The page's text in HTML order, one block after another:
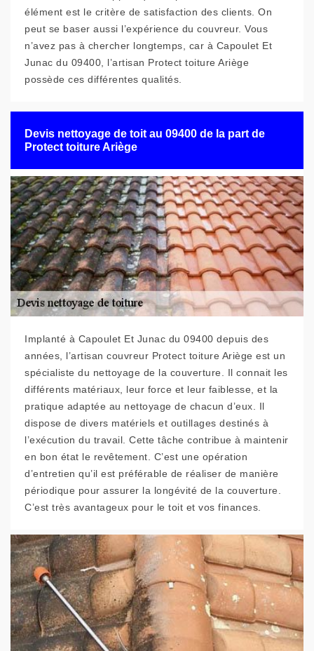
élément est le critère de satisfaction des clients. On
peut se baser aussi l’expérience du couvreur. Vous
n’avez pas à chercher longtemps, car à Capoulet Et
Junac du 09400, l’artisan Protect toiture Ariège
possède ces différentes qualités.
Devis nettoyage de toit au 09400 de la part de
Protect toiture Ariège
Implanté à Capoulet Et Junac du 09400 depuis des
années, l’artisan couvreur Protect toiture Ariège est un
spécialiste du nettoyage de la couverture. Il connait les
différents matériaux, leur force et leur faiblesse, et la
pratique adaptée au nettoyage de chacun d’eux. Il
dispose de divers matériels et outillages destinés à
l’exécution du travail. Cette tâche contribue à maintenir
en bon état le revêtement. C’est une opération
d’entretien qu’il est préférable de réaliser de manière
périodique pour assurer la longévité de la couverture.
C’est très avantageux pour le toit et vos finances.